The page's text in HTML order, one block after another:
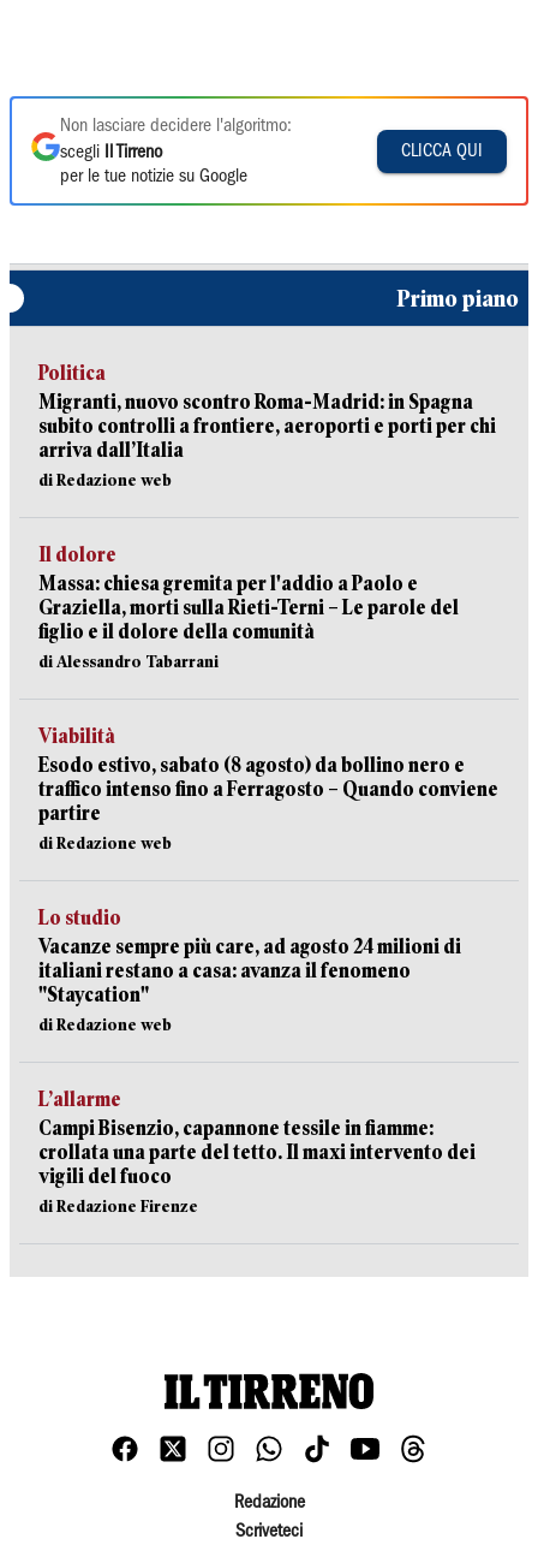
Non lasciare decidere l'algoritmo:
scegli
Il Tirreno
per le tue notizie su Google
CLICCA QUI
Primo piano
Politica
Migranti, nuovo scontro Roma-Madrid: in Spagna
subito controlli a frontiere, aeroporti e porti per chi
arriva dall’Italia
di Redazione web
Il dolore
Massa: chiesa gremita per l'addio a Paolo e
Graziella, morti sulla Rieti-Terni – Le parole del
figlio e il dolore della comunità
di Alessandro Tabarrani
Viabilità
Esodo estivo, sabato (8 agosto) da bollino nero e
traffico intenso fino a Ferragosto – Quando conviene
partire
di Redazione web
Lo studio
Vacanze sempre più care, ad agosto 24 milioni di
italiani restano a casa: avanza il fenomeno
"Staycation"
di Redazione web
L’allarme
Campi Bisenzio, capannone tessile in fiamme:
crollata una parte del tetto. Il maxi intervento dei
vigili del fuoco
di Redazione Firenze
Redazione
Scriveteci